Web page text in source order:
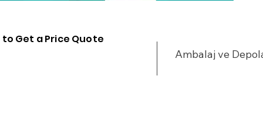
Ambalaj ve
Get a Price Quote